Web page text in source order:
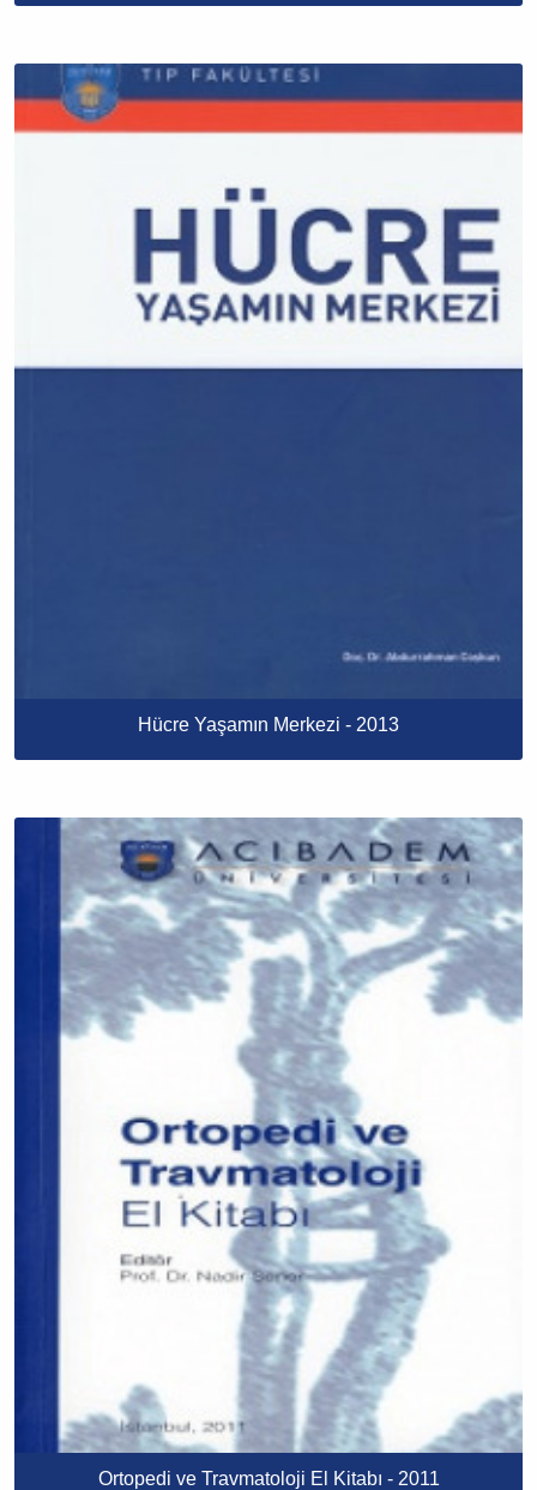
Hücre Yaşamın Merkezi - 2013
Ortopedi ve Travmatoloji El Kitabı - 2011